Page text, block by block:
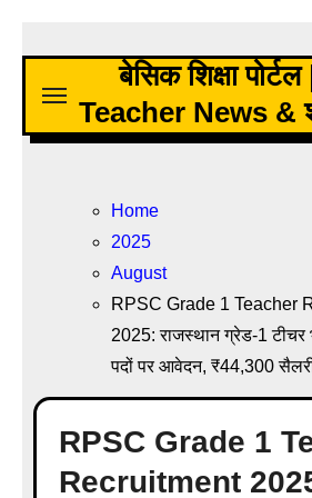
content
बेसिक शिक्षा
Teacher News &
Home
2025
August
RPSC Grade 1 Teacher
2025: राजस्थान ग्रेड-1 टीचर
पदों पर आवेदन, ₹44,300
RPSC Grade 1
Recruitment